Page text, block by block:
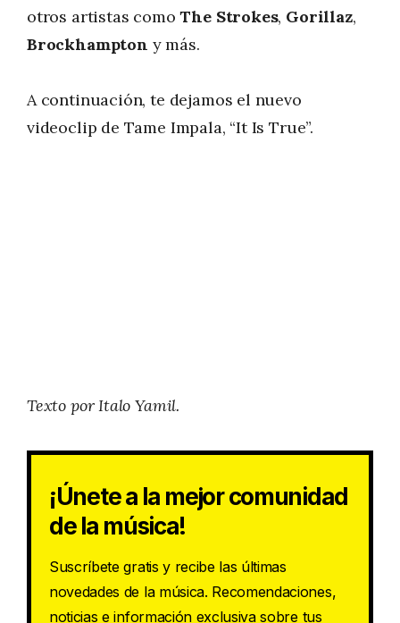
otros artistas comoThe Strokes, Gorillaz,
Brockhampton y más.
A continuación, te dejamos el nuevo
videoclip de Tame Impala, “It Is True”.
Texto por Italo Yamil.
¡Únete a la mejor comunidad
de la música!
Suscríbete gratis y recibe las últimas
novedades de la música. Recomendaciones,
noticias e información exclusiva sobre tus